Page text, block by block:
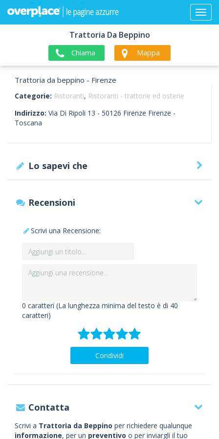
Trattoria Da Beppino
Chiama Mappa
Trattoria da beppino - Firenze
Categorie: Ristoranti, Ristoranti - trattorie ed osterie
Indirizzo: Via Di Ripoli 13 - 50126 Firenze Firenze -
Toscana
Lo sapevi che
Recensioni
Scrivi una Recensione:
0 caratteri (La lunghezza minima del testo è di 40
caratteri)
Condividi
Contatta
Scrivi a Trattoria da Beppino per richiedere qualunque
informazione, per un preventivo o per inviargli il tuo